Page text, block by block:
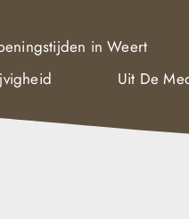
in Weert
Uit De